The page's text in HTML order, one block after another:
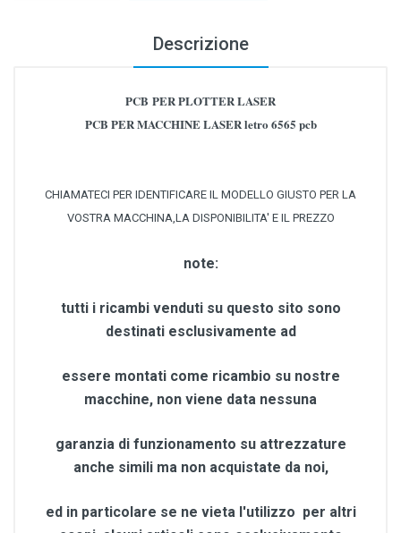
Descrizione
PCB PER PLOTTER LASER
PCB PER MACCHINE LASER letro 6565 pcb
CHIAMATECI PER IDENTIFICARE IL MODELLO GIUSTO PER LA
VOSTRA MACCHINA,LA DISPONIBILITA' E IL PREZZO
note:
tutti i ricambi venduti su questo sito sono
destinati esclusivamente ad
essere montati come ricambio su nostre
macchine, non viene data nessuna
garanzia di funzionamento su attrezzature
anche simili ma non acquistate da noi,
ed in particolare se ne vieta l'utilizzo per altri